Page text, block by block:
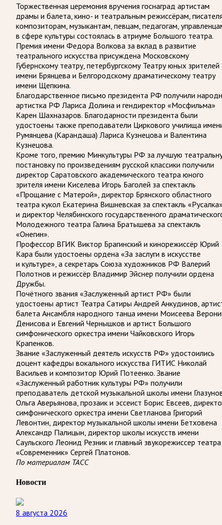
Торжественная церемония вручения госнаград артистам
драмы и балета, кино- и театральным режиссёрам,
композиторам, музыкантам, певцам, педагогам,
в сфере культуры состоялась в атриуме Большого театра.
Премия имени Федора Волкова за вклад в развитие
театрального искусства присуждена Московскому
Губернскому театру, петербургскому Театру юных зрителей
имени Брянцева и Белгородскому драматическому театру
имени Щепкина.
Благодарственное письмо президента РФ получили
артистка РФ Лариса Долина и гендиректор «Мосфильма»
Карен Шахназаров. Благодарности президента были
удостоены также преподаватели Циркового училища
Румянцева (Карандаша) Лариса Кузнецова и Валентина
Кузнецова.
Кроме того, премию Минкультуры РФ за лучшую
постановку по произведениям русской классики получили
директор Саратовского академического театра юного
зрителя имени Киселева Игорь Баголей за спектакль
«Прощание с Матерой», директор Брянского областного
театра кукол Екатерина Вишневская за спектакль
и директор Челябинского государственного
Молодежного театра Галина Братышева за спектакль
«Онегин».
Профессор ВГИК Виктор Брагинский и кинорежиссёр Юрий
Кара были удостоены ордена «За заслуги в искусстве
и культуре», а секретарь Союза художников РФ Валерий
Полотнов и режиссёр Владимир Эйснер получили ордена
Дружбы.
Почётного звания «Заслуженный артист РФ» были
удостоены артист Театра Сатиры Андрей Анкудинов,
балета Ансамбля народного танца имени Моисеева
Денисова и Евгений Чернышков и артист Большого
симфонического оркестра имени Чайковского Игорь
Крапенков.
Звание «Заслуженный деятель искусств РФ» удостоились
доцент кафедры вокального искусства ГИТИС Николай
Васильев и композитор Юрий Потеенко. Звание
«Заслуженный работник культуры РФ» получили
преподаватель детской музыкальной школы имени
Ольга Аверьянова, прозаик и эссеист Борис Евсеев,
симфонического оркестра имени Светланова Григорий
Левонтин, директор музыкальной школы имени Бетховена
Александр Палицын, директор школы искусств имени
Саульского Леонид Резник и главный звукорежиссер театра
«Современник» Сергей Платонов.
По материалам ТАСС
Новости
8 августа 2026